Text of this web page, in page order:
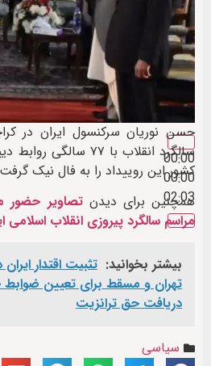
00:00
00:00
02:03
حسن نوریان سرکنسول ایران در
سالگرد انقلاب با ۷۷
کشور این روییداد را به فال نیک
همچنین برای دیدنتصاویر حضور
مراسم سالگرد پیروزی انقلاب اسلامی
بیشتر بخوانید: تثبیت اقتدار
تهران و مسقط برای تعیین ضوابط
دریافت حق ترانزیت
سیاسی